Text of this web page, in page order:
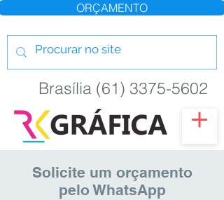
ORÇAMENTO
Brasília (61) 3375-5602
Solicite um orçamento
pelo WhatsApp